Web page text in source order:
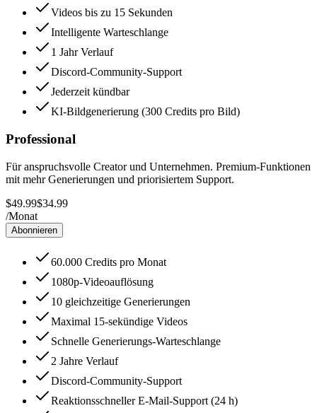
Videos bis zu 15 Sekunden
Intelligente Warteschlange
1 Jahr Verlauf
Discord-Community-Support
Jederzeit kündbar
KI-Bildgenerierung (300 Credits pro Bild)
Professional
Für anspruchsvolle Creator und Unternehmen. Premium-Funktionen
mit mehr Generierungen und priorisiertem Support.
$49.99$34.99
/Monat
Abonnieren
60.000 Credits pro Monat
1080p-Videoauflösung
10 gleichzeitige Generierungen
Maximal 15‑sekündige Videos
Schnelle Generierungs-Warteschlange
2 Jahre Verlauf
Discord-Community-Support
Reaktionsschneller E-Mail-Support (24 h)